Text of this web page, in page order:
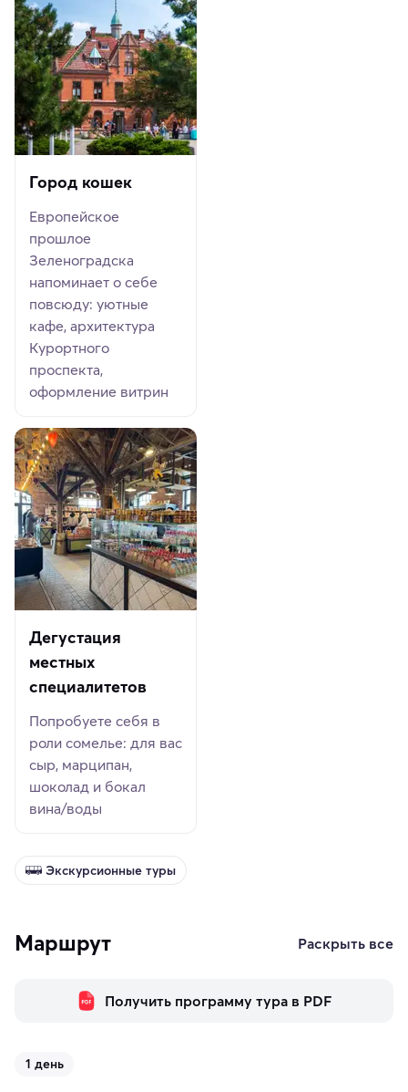
Город кошек
Европейское
прошлое
Зеленоградска
напоминает о себе
повсюду: уютные
кафе, архитектура
Курортного
проспекта,
оформление витрин
Дегустация
местных
специалитетов
Попробуете себя в
роли сомелье: для вас
сыр, марципан,
шоколад и бокал
вина/воды
Экскурсионные туры
Маршрут Раскрыть все
Получить программу тура в PDF
1 день